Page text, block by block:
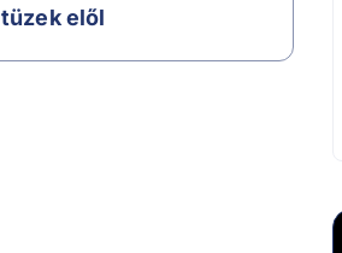
tüzek elől